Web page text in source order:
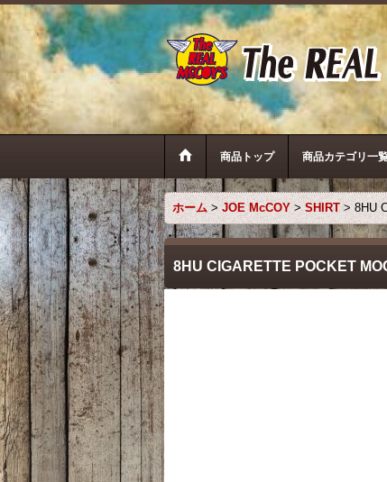
商品トップ 商品カテゴリ一
ホーム > JOE McCOY > SHIRT > 8HU
8HU CIGARETTE POCKET